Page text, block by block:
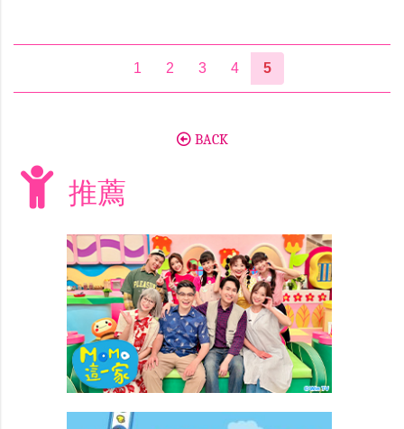
1 2 3 4 5
BACK
推薦